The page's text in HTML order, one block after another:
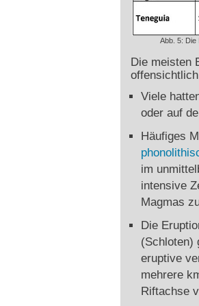
Abb. 5: Die
Die meisten
Viele
oder auf
Häufiges
im
intensive
Magmas
Die
(Schloten)
eruptive
mehrere
Riftachse